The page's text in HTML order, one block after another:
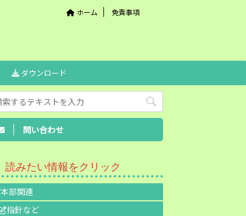
ホーム 免責事項
ダウンロード
問い合わせ
読みたい情報をクリック
本部関連
指針など